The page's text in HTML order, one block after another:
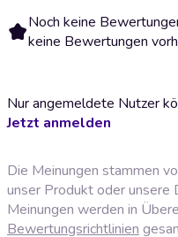
Noch keine
keine Bewertungen
Nur angemeldete Nutzer
Jetzt anmelden
Die Meinungen stammen
unser Produkt oder unsere
Meinungen werden in
Bewertungsrichtlinien